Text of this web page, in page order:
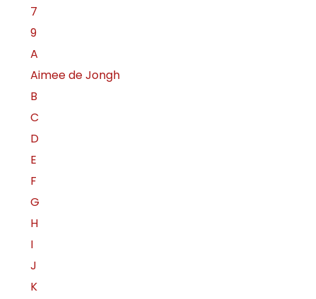
7
9
A
Aimee de Jongh
B
C
D
E
F
G
H
I
J
K